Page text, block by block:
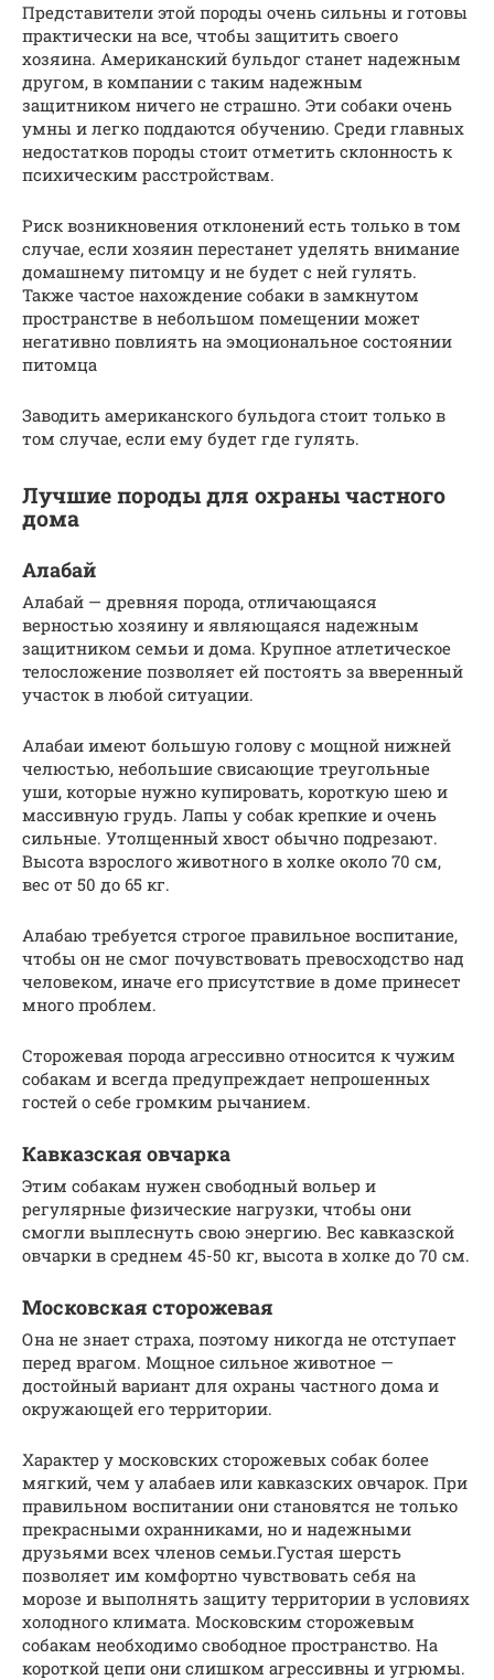
Представители этой породы очень сильны и готовы
практически на все, чтобы защитить своего
хозяина. Американский бульдог станет надежным
другом, в компании с таким надежным
защитником ничего не страшно. Эти собаки очень
умны и легко поддаются обучению. Среди главных
недостатков породы стоит отметить склонность к
психическим расстройствам.
Риск возникновения отклонений есть только в том
случае, если хозяин перестанет уделять внимание
домашнему питомцу и не будет с ней гулять.
Также частое нахождение собаки в замкнутом
пространстве в небольшом помещении может
негативно повлиять на эмоциональное состоянии
питомца
Заводить американского бульдога стоит только в
том случае, если ему будет где гулять.
Лучшие породы для охраны частного
дома
Алабай
Алабай — древняя порода, отличающаяся
верностью хозяину и являющаяся надежным
защитником семьи и дома. Крупное атлетическое
телосложение позволяет ей постоять за вверенный
участок в любой ситуации.
Алабаи имеют большую голову с мощной нижней
челюстью, небольшие свисающие треугольные
уши, которые нужно купировать, короткую шею и
массивную грудь. Лапы у собак крепкие и очень
сильные. Утолщенный хвост обычно подрезают.
Высота взрослого животного в холке около 70 см,
вес от 50 до 65 кг.
Алабаю требуется строгое правильное воспитание,
чтобы он не смог почувствовать превосходство над
человеком, иначе его присутствие в доме принесет
много проблем.
Сторожевая порода агрессивно относится к чужим
собакам и всегда предупреждает непрошенных
гостей о себе громким рычанием.
Кавказская овчарка
Этим собакам нужен свободный вольер и
регулярные физические нагрузки, чтобы они
смогли выплеснуть свою энергию. Вес кавказской
овчарки в среднем 45-50 кг, высота в холке до 70 см.
Московская сторожевая
Она не знает страха, поэтому никогда не отступает
перед врагом. Мощное сильное животное —
достойный вариант для охраны частного дома и
окружающей его территории.
Характер у московских сторожевых собак более
мягкий, чем у алабаев или кавказских овчарок. При
правильном воспитании они становятся не только
прекрасными охранниками, но и надежными
друзьями всех членов семьи.Густая шерсть
позволяет им комфортно чувствовать себя на
морозе и выполнять защиту территории в условиях
холодного климата. Московским сторожевым
собакам необходимо свободное пространство. На
короткой цепи они слишком агрессивны и угрюмы.